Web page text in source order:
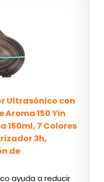
Ultrasónico con
Aroma 150 Yin
150ml, 7 Colores
3h,
de
ayuda a reducir